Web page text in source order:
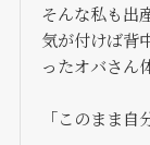
そんな私も出
気が付けば背
ったオバさん
「このまま自